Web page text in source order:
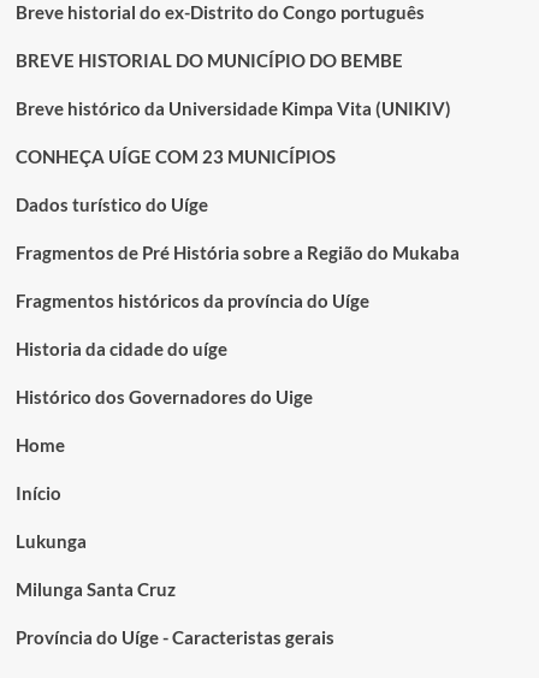
Breve historial do ex-Distrito do Congo português
BREVE HISTORIAL DO MUNICÍPIO DO BEMBE
Breve histórico da Universidade Kimpa Vita (UNIKIV)
CONHEÇA UÍGE COM 23 MUNICÍPIOS
Dados turístico do Uíge
Fragmentos de Pré História sobre a Região do Mukaba
Fragmentos históricos da província do Uíge
Historia da cidade do uíge
Histórico dos Governadores do Uige
Home
Início
Lukunga
Milunga Santa Cruz
Província do Uíge - Caracteristas gerais